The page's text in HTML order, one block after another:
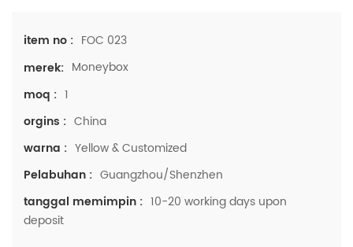
item no : FOC 023
merek: Moneybox
moq : 1
orgins : China
warna : Yellow & Customized
Pelabuhan : Guangzhou/Shenzhen
tanggal memimpin : 10-20 working days upon
deposit